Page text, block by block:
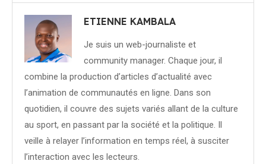
ETIENNE KAMBALA
Je suis un web-journaliste et
community manager. Chaque jour, il
combine la production d’articles d’actualité avec
l’animation de communautés en ligne. Dans son
quotidien, il couvre des sujets variés allant de la culture
au sport, en passant par la société et la politique. Il
veille à relayer l’information en temps réel, à susciter
l’interaction avec les lecteurs.